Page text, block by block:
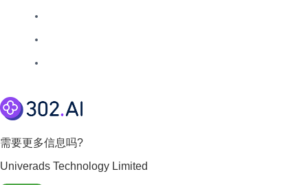
需要更多信息吗?
Univerads Technology Limited